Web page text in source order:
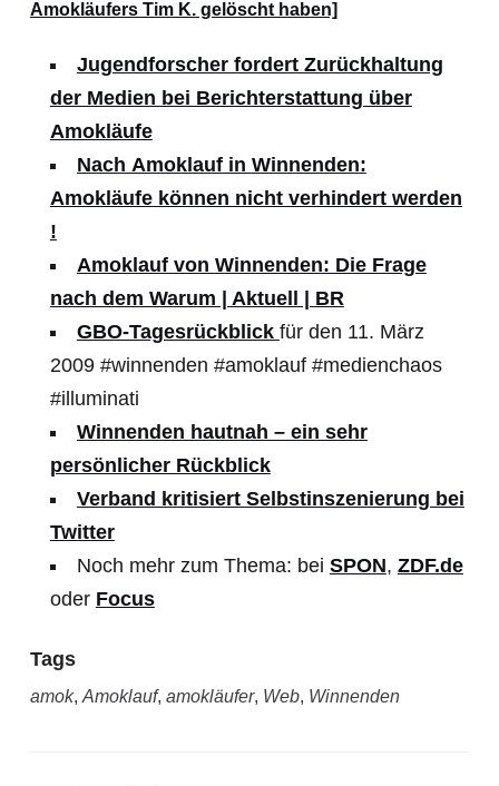
Amokläufers Tim K. gelöscht haben]
Jugendforscher fordert Zurückhaltung
der Medien bei Berichterstattung über
Amokläufe
Nach Amoklaufin Winnenden:
Amokläufekönnen nicht verhindert werden
!
Amoklauf von Winnenden: Die Frage
nach dem Warum | Aktuell | BR
GBO-Tagesrückblick für den 11. März
2009 #winnenden #amoklauf #medienchaos
#illuminati
Winnenden hautnah – ein sehr
persönlicher Rückblick
Verband kritisiert Selbstinszenierung bei
Twitter
Noch mehr zum Thema: bei SPON, ZDF.de
oder Focus
Tags
amok, Amoklauf, amokläufer, Web, Winnenden